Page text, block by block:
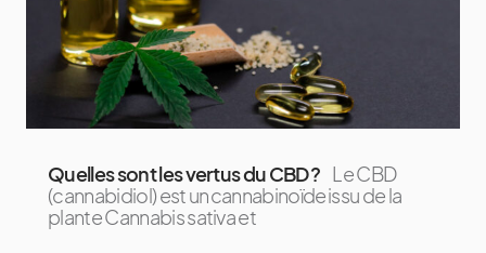
Quelles sont les vertus du CBD ? Le CBD
(cannabidiol) est un cannabinoïde issu de la
plante Cannabis sativa et